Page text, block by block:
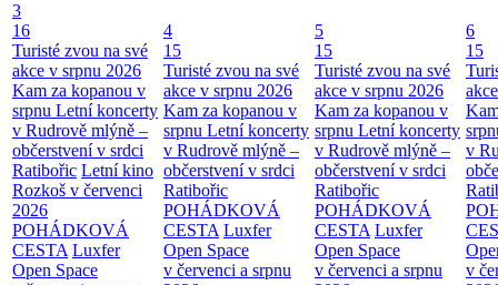
3
16
Turisté zvou na své
akce v srpnu 2026
Kam za kopanou v
srpnu Letní koncerty
v Rudrově mlýně –
občerstvení v srdci
Ratibořic Letní kino
Rozkoš v červenci
2026
POHÁDKOVÁ
CESTA Luxfer
Open Space
4
15
Turisté zvou na své
akce v srpnu 2026
Kam za kopanou v
srpnu Letní koncerty
v Rudrově mlýně –
občerstvení v srdci
Ratibořic
POHÁDKOVÁ
CESTA Luxfer
Open Space
v červenci a srpnu
5
15
Turisté zvou na své
akce v srpnu 2026
Kam za kopanou v
srpnu Letní koncerty
v Rudrově mlýně –
občerstvení v srdci
Ratibořic
POHÁDKOVÁ
CESTA Luxfer
Open Space
v červenci a srpnu
6
15
v
v